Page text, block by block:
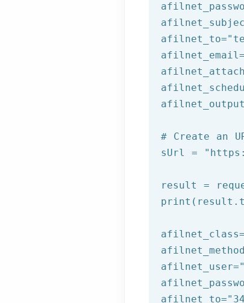
afilnet_to=
afilnet_email=
# Create an
sUrl =
result =
afilnet_class=
afilnet_user=
afilnet_to=